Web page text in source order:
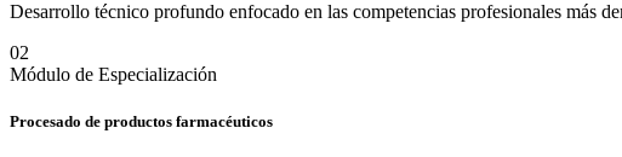
Desarrollo técnico profundo enfocado en las competencias profesionales más
02
Módulo de Especialización
Procesado de productos farmacéuticos